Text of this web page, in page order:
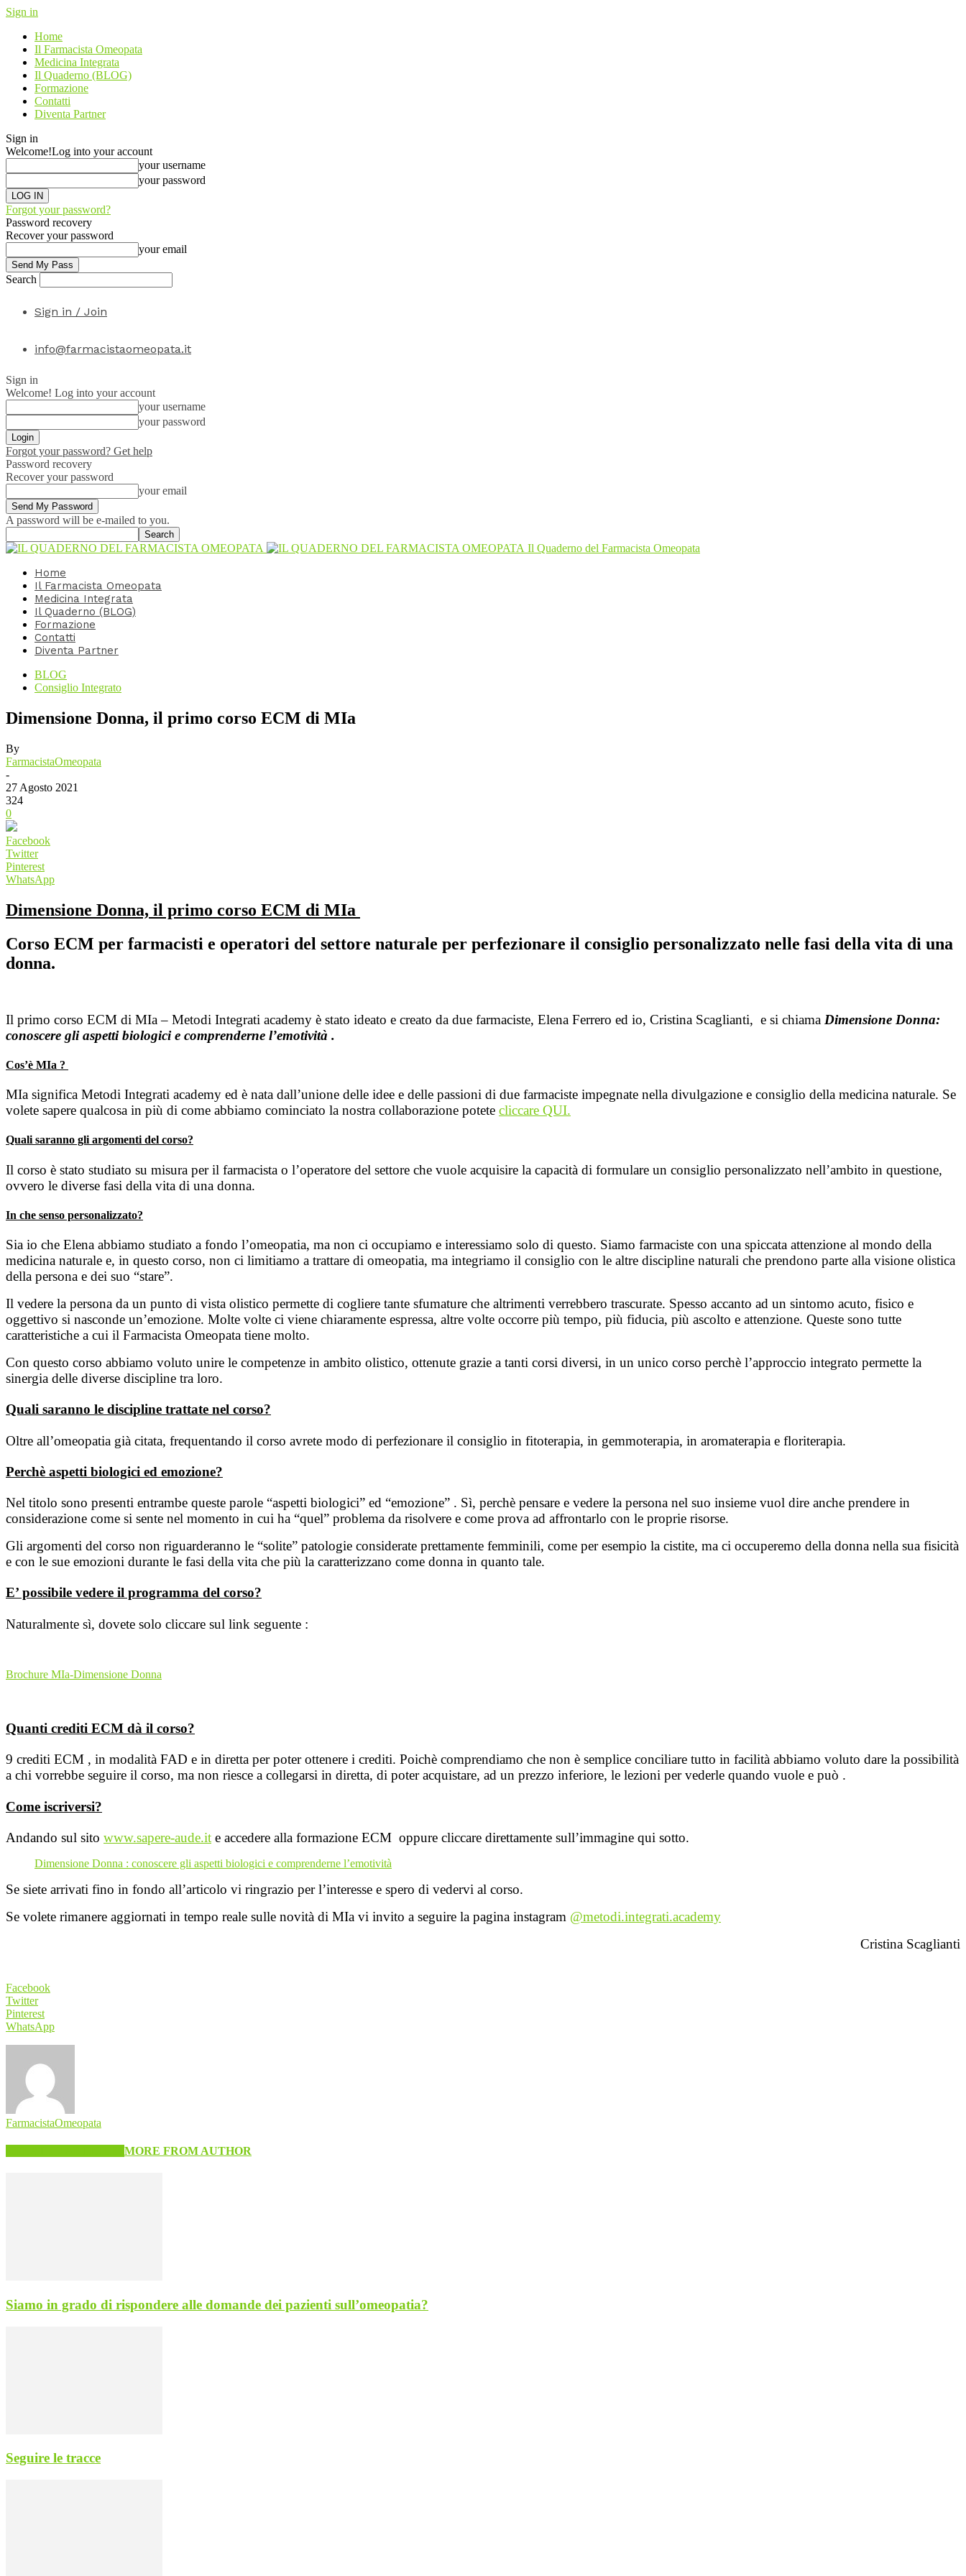
Sign in
Home
Il Farmacista Omeopata
Medicina Integrata
Il Quaderno (BLOG)
Formazione
Contatti
Diventa Partner
Sign in
Welcome!Log into your account
your username
your password
Forgot your password?
Password recovery
Recover your password
your email
Search
Sign in / Join
info@farmacistaomeopata.it
Sign in
Welcome! Log into your account
your username
your password
Forgot your password? Get help
Password recovery
Recover your password
your email
A password will be e-mailed to you.
Il Quaderno del Farmacista Omeopata
Home
Il Farmacista Omeopata
Medicina Integrata
Il Quaderno (BLOG)
Formazione
Contatti
Diventa Partner
BLOG
Consiglio Integrato
Dimensione Donna, il primo corso ECM di MIa
By
FarmacistaOmeopata
-
27 Agosto 2021
324
0
Facebook
Twitter
Pinterest
WhatsApp
Dimensione Donna, il primo corso ECM di MIa
Corso ECM per farmacisti e operatori del settore naturale per perfezionare il consiglio personalizzato nelle fasi della vita di una
donna.
Il primo corso ECM di MIa – Metodi Integrati academy è stato ideato e creato da due farmaciste, Elena Ferrero ed io, Cristina Scaglianti, e si chiama Dimensione Donna:
conoscere gli aspetti biologici e comprenderne l’emotività .
Cos’è MIa ?
MIa significa Metodi Integrati academy ed è nata dall’unione delle idee e delle passioni di due farmaciste impegnate nella divulgazione e consiglio della medicina naturale. Se
volete sapere qualcosa in più di come abbiamo cominciato la nostra collaborazione potete cliccare QUI.
Quali saranno gli argomenti del corso?
Il corso è stato studiato su misura per il farmacista o l’operatore del settore che vuole acquisire la capacità di formulare un consiglio personalizzato nell’ambito in questione,
ovvero le diverse fasi della vita di una donna.
In che senso personalizzato?
Sia io che Elena abbiamo studiato a fondo l’omeopatia, ma non ci occupiamo e interessiamo solo di questo. Siamo farmaciste con una spiccata attenzione al mondo della
medicina naturale e, in questo corso, non ci limitiamo a trattare di omeopatia, ma integriamo il consiglio con le altre discipline naturali che prendono parte alla visione olistica
della persona e dei suo “stare”.
Il vedere la persona da un punto di vista olistico permette di cogliere tante sfumature che altrimenti verrebbero trascurate. Spesso accanto ad un sintomo acuto, fisico e
oggettivo si nasconde un’emozione. Molte volte ci viene chiaramente espressa, altre volte occorre più tempo, più fiducia, più ascolto e attenzione. Queste sono tutte
caratteristiche a cui il Farmacista Omeopata tiene molto.
Con questo corso abbiamo voluto unire le competenze in ambito olistico, ottenute grazie a tanti corsi diversi, in un unico corso perchè l’approccio integrato permette la
sinergia delle diverse discipline tra loro.
Quali saranno le discipline trattate nel corso?
Oltre all’omeopatia già citata, frequentando il corso avrete modo di perfezionare il consiglio in fitoterapia, in gemmoterapia, in aromaterapia e floriterapia.
Perchè aspetti biologici ed emozione?
Nel titolo sono presenti entrambe queste parole “aspetti biologici” ed “emozione” . Sì, perchè pensare e vedere la persona nel suo insieme vuol dire anche prendere in
considerazione come si sente nel momento in cui ha “quel” problema da risolvere e come prova ad affrontarlo con le proprie risorse.
Gli argomenti del corso non riguarderanno le “solite” patologie considerate prettamente femminili, come per esempio la cistite, ma ci occuperemo della donna nella sua fisicità
e con le sue emozioni durante le fasi della vita che più la caratterizzano come donna in quanto tale.
E’ possibile vedere il programma del corso?
Naturalmente sì, dovete solo cliccare sul link seguente :
Brochure MIa-Dimensione Donna
Quanti crediti ECM dà il corso?
9 crediti ECM , in modalità FAD e in diretta per poter ottenere i crediti. Poichè comprendiamo che non è semplice conciliare tutto in facilità abbiamo voluto dare la possibilità
a chi vorrebbe seguire il corso, ma non riesce a collegarsi in diretta, di poter acquistare, ad un prezzo inferiore, le lezioni per vederle quando vuole e può .
Come iscriversi?
Andando sul sito www.sapere-aude.it e accedere alla formazione ECM oppure cliccare direttamente sull’immagine qui sotto.
Dimensione Donna : conoscere gli aspetti biologici e comprenderne l’emotività
Se siete arrivati fino in fondo all’articolo vi ringrazio per l’interesse e spero di vedervi al corso.
Se volete rimanere aggiornati in tempo reale sulle novità di MIa vi invito a seguire la pagina instagram @metodi.integrati.academy
Cristina Scaglianti
Facebook
Twitter
Pinterest
WhatsApp
FarmacistaOmeopata
MORE FROM AUTHOR
Siamo in grado di rispondere alle domande dei pazienti sull’omeopatia?
Seguire le tracce